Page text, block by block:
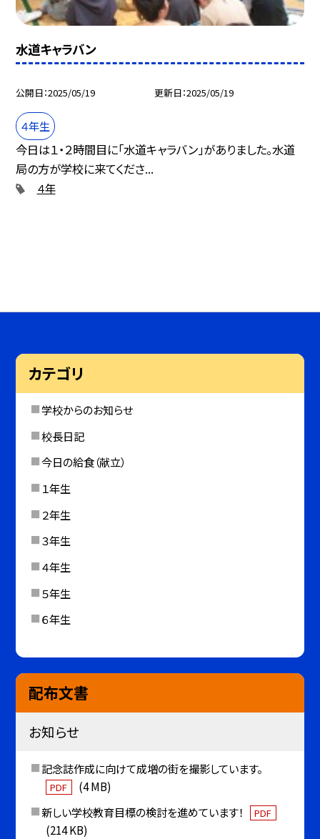
水道キャラバン
公開日 2025/05/19 更新日 2025/05/19
４年生
今日は１・２時間目に「水道キャラバン」がありました。水道
局の方が学校に来てくださ...
４年
カテゴリ
学校からのお知らせ
校長日記
今日の給食（献立）
１年生
２年生
３年生
４年生
５年生
６年生
配布文書
お知らせ
記念誌作成に向けて成増の街を撮影しています。
PDF
(4 MB)
新しい学校教育目標の検討を進めています！
PDF
(214 KB)